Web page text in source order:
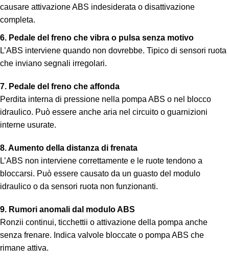
causare attivazione ABS indesiderata o disattivazione
completa.
6. Pedale del freno che vibra o pulsa senza motivo
L’ABS interviene quando non dovrebbe. Tipico di sensori ruota
che inviano segnali irregolari.
7. Pedale del freno che affonda
Perdita interna di pressione nella pompa ABS o nel blocco
idraulico. Può essere anche aria nel circuito o guarnizioni
interne usurate.
8. Aumento della distanza di frenata
L’ABS non interviene correttamente e le ruote tendono a
bloccarsi. Può essere causato da un guasto del modulo
idraulico o da sensori ruota non funzionanti.
9. Rumori anomali dal modulo ABS
Ronzii continui, ticchettii o attivazione della pompa anche
senza frenare. Indica valvole bloccate o pompa ABS che
rimane attiva.